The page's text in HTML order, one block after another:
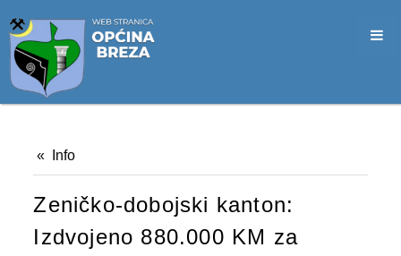
Info
Zeničko-dobojski kanton:
Izdvojeno 880.000 KM za
OPĆINSKO VIJEĆE
VIJEĆNICI
ZAPISNICI
DOKUMENTI